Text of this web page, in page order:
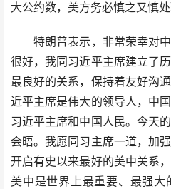
大公约数，美方务必慎之又慎处
特朗普表示，非常荣幸对中
很好，我同习近平主席建立了
最良好的关系，保持着友好沟
近平主席是伟大的领导人，中
习近平主席和中国人民。今天
会晤。我愿同习主席一道，加
开启有史以来最好的美中关系
美中是世界上最重要、最强